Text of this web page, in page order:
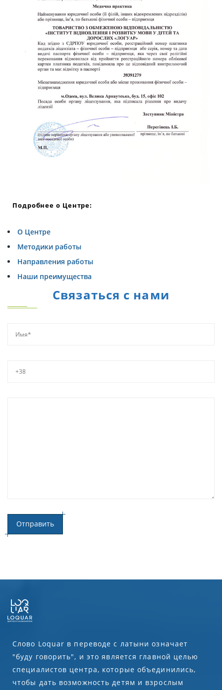
Подробнее о Центре:
О Центре
Методики работы
Направления работы
Наши преимущества
Связаться с нами
Слово Loquar в переводе с латыни означает
"буду говорить", и это является главной целью
специалистов центра, которые объединились,
чтобы дать возможность детям и взрослым